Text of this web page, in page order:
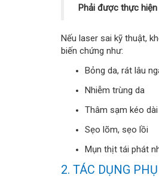
Phải được thực
Nếu laser sai kỹ thuật,
biến chứng như:
Bỏng da, rát lâu
Nhiễm trùng da
Thâm sạm kéo dài
Sẹo lõm, sẹo lồi
Mụn thịt tái phát
2. TÁC DỤNG